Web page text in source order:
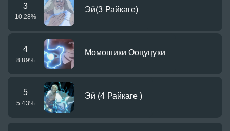
3
10.28%
Эй(3 Райкаге)
4
8.89%
Момошики Ооцуцуки
5
5.43%
Эй (4 Райкаге )